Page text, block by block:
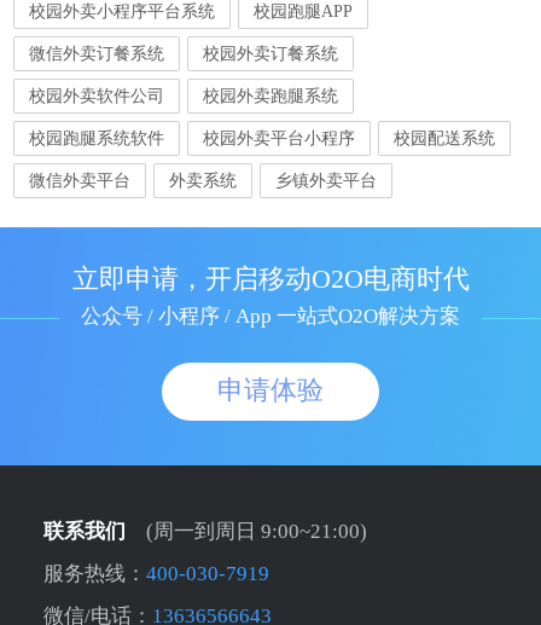
校园外卖小程序平台系统 校园跑腿APP
微信外卖订餐系统 校园外卖订餐系统
校园外卖软件公司 校园外卖跑腿系统
校园跑腿系统软件 校园外卖平台小程序 校园配送系统
微信外卖平台 外卖系统 乡镇外卖平台
立即申请，开启移动O2O电商时代
公众号 / 小程序 / App 一站式O2O解决方案
申请体验
联系我们
(周一到周日 9:00~21:00)
服务热线： 400-030-7919
微信/电话： 13636566643